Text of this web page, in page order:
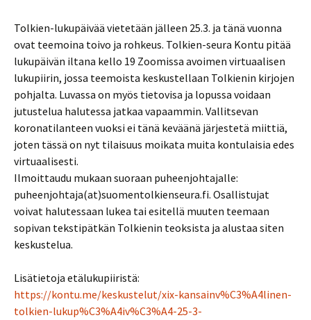
Tolkien-lukupäivää vietetään jälleen 25.3. ja tänä vuonna
ovat teemoina toivo ja rohkeus. Tolkien-seura Kontu pitää
lukupäivän iltana kello 19 Zoomissa avoimen virtuaalisen
lukupiirin, jossa teemoista keskustellaan Tolkienin kirjojen
pohjalta. Luvassa on myös tietovisa ja lopussa voidaan
jutustelua halutessa jatkaa vapaammin. Vallitsevan
koronatilanteen vuoksi ei tänä keväänä järjestetä miittiä,
joten tässä on nyt tilaisuus moikata muita kontulaisia edes
virtuaalisesti.
Ilmoittaudu mukaan suoraan puheenjohtajalle:
puheenjohtaja(at)suomentolkienseura.fi. Osallistujat
voivat halutessaan lukea tai esitellä muuten teemaan
sopivan tekstipätkän Tolkienin teoksista ja alustaa siten
keskustelua.
Lisätietoja etälukupiiristä:
https://kontu.me/keskustelut/xix-kansainv%C3%A4linen-
tolkien-lukup%C3%A4iv%C3%A4-25-3-